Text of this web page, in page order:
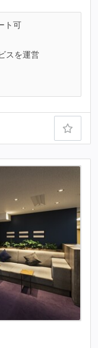
ト可
スを運営